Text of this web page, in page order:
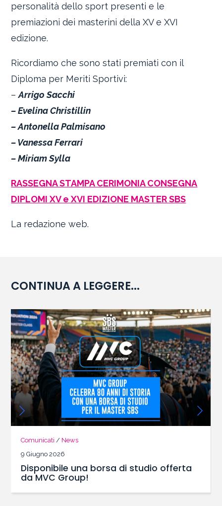
personalità dello sport presenti e le
premiazioni dei masterini della XV e XVI
edizione.
Ricordiamo che sono stati premiati con il
Diploma per Meriti Sportivi:
–Arrigo Sacchi
– Evelina Christillin
– Antonella Palmisano
– Vanessa Ferrari
– Miriam Sylla
RASSEGNA STAMPA CERIMONIA CONSEGNA
DIPLOMI XV e XVI EDIZIONE MASTER SBS
La redazione web.
CONTINUA A LEGGERE...
Comunicati / News
9 Giugno 2026
Disponibile una borsa di studio offerta
da MVC Group!